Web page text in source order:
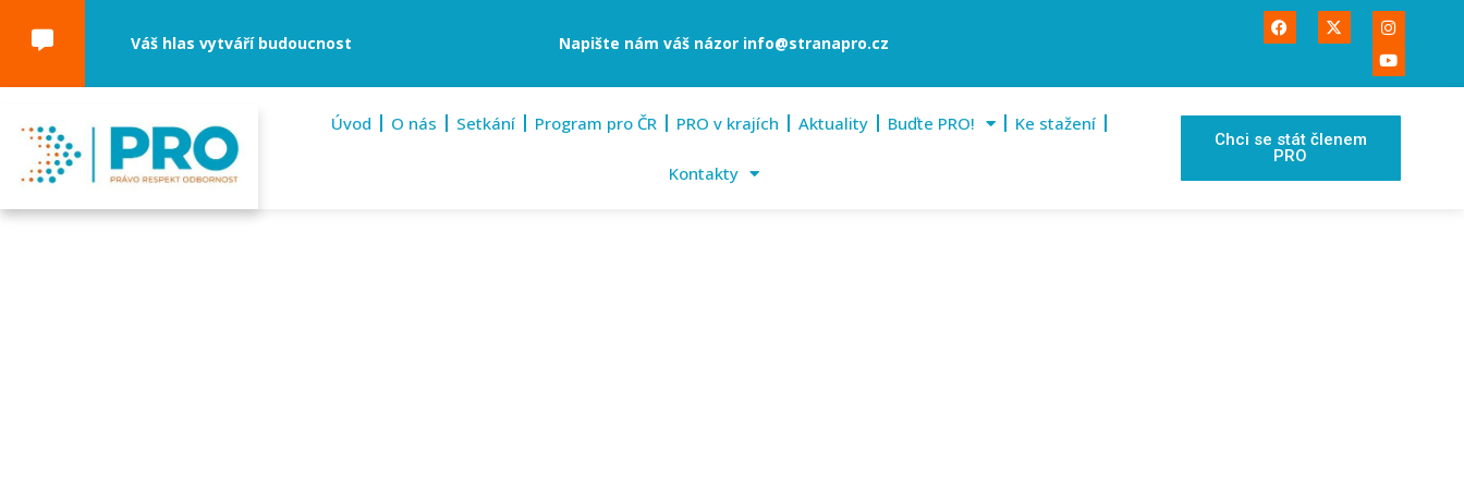
Váš hlas vytváří budoucnost Napište nám váš názor info@stranapro.cz
Úvod O nás Setkání Program pro ČR PRO v krajích Aktuality Buďte PRO! Ke stažení
Kontakty
Chci se stát členem
PRO